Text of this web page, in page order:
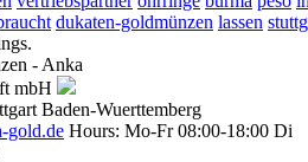
dukaten-goldmünzen lassen
- Anka
mbH
Baden-Wuerttemberg
gold.de Hours: Mo-Fr 08:00-18:00 Di